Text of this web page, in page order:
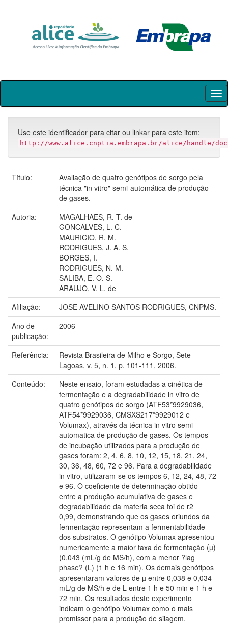
Skip
Use este identificador para citar ou linkar para este item:
http://www.alice.cnptia.embrapa.br/alice/handle/
Título:
Avaliação de quatro genótipos de sorgo pela
técnica "in vitro" semi-automática de produção
de gases.
Autoria:
MAGALHAES, R. T. de
GONCALVES, L. C.
MAURICIO, R. M.
RODRIGUES, J. A. S.
BORGES, I.
RODRIGUES, N. M.
SALIBA, E. O. S.
ARAUJO, V. L. de
Afiliação:
JOSE AVELINO SANTOS RODRIGUES, CNPMS.
Ano de
publicação:
2006
Referência:
Revista Brasileira de Milho e Sorgo, Sete
Lagoas, v. 5, n. 1, p. 101-111, 2006.
Conteúdo:
Neste ensaio, foram estudadas a cinética de
fermentação e a degradabilidade in vitro de
quatro genótipos de sorgo (ATF53*9929036,
ATF54*9929036, CMSXS217*9929012 e
Volumax), através da técnica in vitro semi-
automatica de produção de gases. Os tempos
de incubação utilizados para a produção de
gases foram: 2, 4, 6, 8, 10, 12, 15, 18, 21, 24,
30, 36, 48, 60, 72 e 96. Para a degradabilidade
in vitro, utilizaram-se os tempos 6, 12, 24, 48, 72
e 96. O coeficiente de determinação obtido
entre a produção acumulativa de gases e
degradabilidade da materia seca foi de r2 =
0,99, demonstrando que os gases oriundos da
fermentação representam a fermentabilidade
dos substratos. O genótipo Volumax apresentou
numericamente a maior taxa de fermentação (µ)
(0,043 (mL/g de MS/h), com a menor ?lag
phase? (L) (1 h e 16 min). Os demais genótipos
apresentaram valores de µ entre 0,038 e 0,034
mL/g de MS/h e de L entre 1 h e 50 min e 1 h e
72 min. Os resultados deste experimento
indicam o genótipo Volumax como o mais
promissor para a produção de silagem.